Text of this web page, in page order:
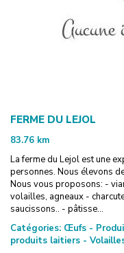
FERME DU LEJOL
83.76 km
La ferme du Lejol est une
personnes. Nous élevons
Nous vous proposons: -
volailles, agneaux -
saucissons.. - pâtisse...
Catégories: Œufs -
produits laitiers -